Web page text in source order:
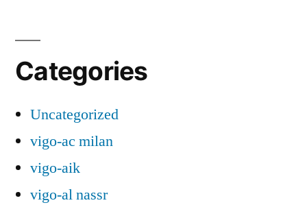
Categories
Uncategorized
vigo-ac milan
vigo-aik
vigo-al nassr